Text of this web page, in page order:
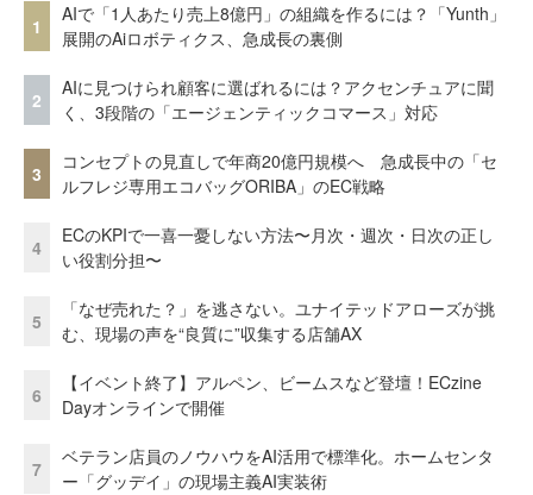
1
AIで「1人あたり売上8億円」の組織を作るには？「Yunth」
展開のAiロボティクス、急成長の裏側
2
AIに見つけられ顧客に選ばれるには？アクセンチュアに聞
く、3段階の「エージェンティックコマース」対応
3
コンセプトの見直しで年商20億円規模へ 急成長中の「セ
ルフレジ専用エコバッグORIBA」のEC戦略
4
ECのKPIで一喜一憂しない方法〜月次・週次・日次の正し
い役割分担〜
5
「なぜ売れた？」を逃さない。ユナイテッドアローズが挑
む、現場の声を“良質に”収集する店舗AX
6
【イベント終了】アルペン、ビームスなど登壇！ECzine
Dayオンラインで開催
7
ベテラン店員のノウハウをAI活用で標準化。ホームセンタ
ー「グッデイ」の現場主義AI実装術